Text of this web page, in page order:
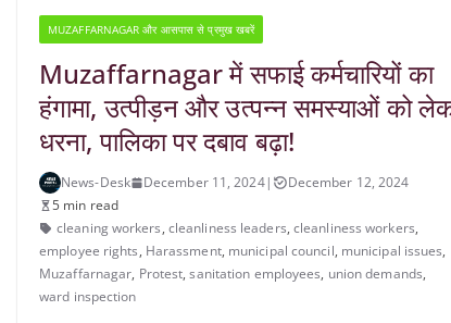
MUZAFFARNAGAR और आसपास से प्रमुख खबरें
Muzaffarnagar में सफाई कर्मचारियों का
हंगामा, उत्पीड़न और उत्पन्न समस्याओं को
धरना, पालिका पर दबाव बढ़ा!
News-Desk December 11, 2024|
December 12, 2024
5 min read
cleaning workers, cleanliness leaders, cleanliness workers,
employee rights, Harassment, municipal council, municipal issues,
Muzaffarnagar, Protest,sanitation employees, union demands,
ward inspection